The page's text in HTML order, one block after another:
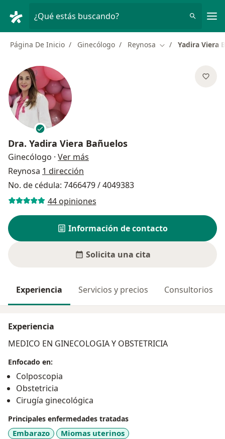
¿Qué estás buscando?
Página De Inicio Ginecólogo Reynosa Cambiar de ciudad
Yadira Viera
Dra. Yadira Viera Bañuelos
Ginecólogo · Ver más
Reynosa 1 dirección
No. de cédula: 7466479 / 4049383
44 opiniones
Información de contacto
Solicita una cita
Experiencia Servicios y precios Consultorios
Experiencia
MEDICO EN GINECOLOGIA Y OBSTETRICIA
Enfocado en:
Colposcopia
Obstetricia
Cirugía ginecológica
Principales enfermedades tratadas
Embarazo
Miomas uterinos